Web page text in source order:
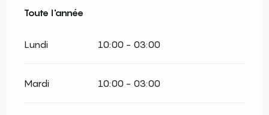
Toute l'année
Toute l'année
Lundi 10:00 - 03:00
Mardi 10:00 - 03:00